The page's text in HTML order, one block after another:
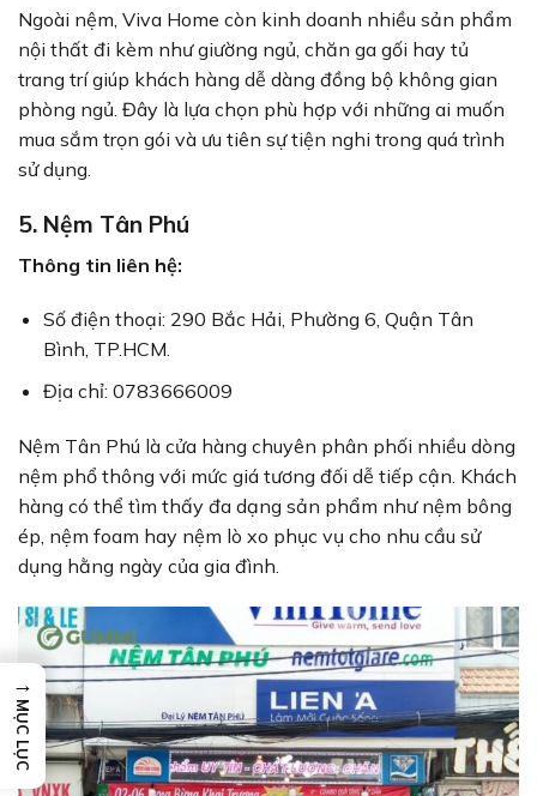
Ngoài nệm, Viva Home còn kinh doanh nhiều sản phẩm
nội thất đi kèm như giường ngủ, chăn ga gối hay tủ
trang trí giúp khách hàng dễ dàng đồng bộ không gian
phòng ngủ. Đây là lựa chọn phù hợp với những ai muốn
mua sắm trọn gói và ưu tiên sự tiện nghi trong quá trình
sử dụng.
5. Nệm Tân Phú
Thông tin liên hệ:
Số điện thoại: 290 Bắc Hải, Phường 6, Quận Tân
Bình, TP.HCM.
Địa chỉ: 0783666009
Nệm Tân Phú là cửa hàng chuyên phân phối nhiều dòng
nệm phổ thông với mức giá tương đối dễ tiếp cận. Khách
hàng có thể tìm thấy đa dạng sản phẩm như nệm bông
ép, nệm foam hay nệm lò xo phục vụ cho nhu cầu sử
dụng hằng ngày của gia đình.
→
MỤC LỤC